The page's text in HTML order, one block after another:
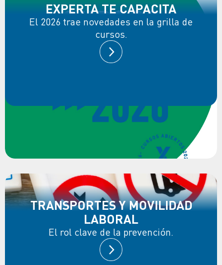
EXPERTA TE CAPACITA
El 2026 trae novedades en la grilla de
cursos.
TRANSPORTES Y MOVILIDAD
LABORAL
El rol clave de la prevención.